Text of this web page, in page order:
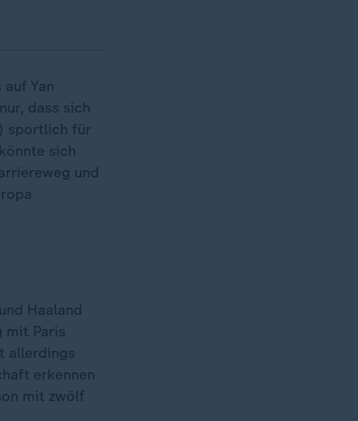
Yan
dass sich
sportlich für
sich
und
Haaland
mit Paris
allerdings
erkennen
mit zwölf